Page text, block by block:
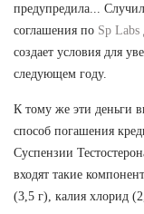
предупредила...
соглашения по Sp Labs
создает условия для
следующем году.
К тому же эти деньги
способ погашения
Суспензии
входят такие
(3,5 г), калия хлорид